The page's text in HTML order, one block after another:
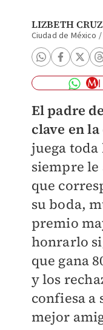
LIZBETH
Ciudad de México /
El padre
clave en
juega
siempre
que
su boda,
premio
honrarlo
que gana
y los
confiesa a
mejor